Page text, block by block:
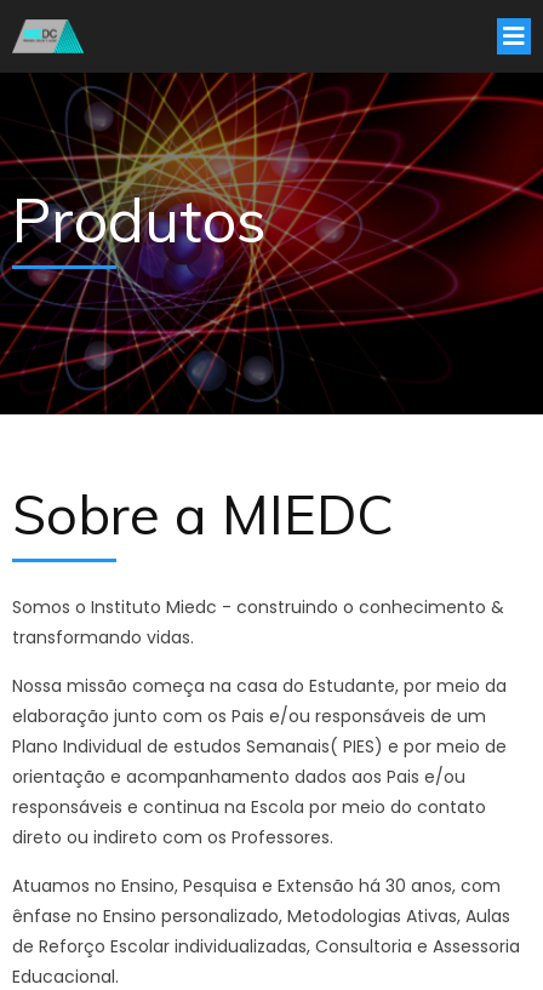
Produtos
Sobre a MIEDC
Somos o Instituto Miedc - construindo o conhecimento &
transformando vidas.
Nossa missão começa na casa do Estudante, por meio da
elaboração junto com os Pais e/ou responsáveis de um
Plano Individual de estudos Semanais( PIES) e por meio de
orientação e acompanhamento dados aos Pais e/ou
responsáveis e continua na Escola por meio do contato
direto ou indireto com os Professores.
Atuamos no Ensino, Pesquisa e Extensão há 30 anos, com
ênfase no Ensino personalizado, Metodologias Ativas, Aulas
de Reforço Escolar individualizadas, Consultoria e Assessoria
Educacional.